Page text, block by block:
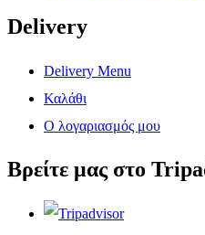
Delivery
Delivery Menu
Καλάθι
Ο λογαριασμός μου
Βρείτε μας στο